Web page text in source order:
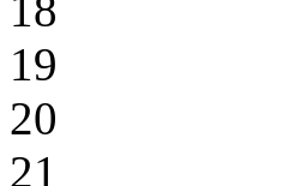
19
20
21